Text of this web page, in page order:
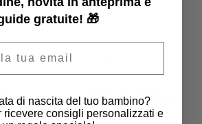
in
- Con
Lampada da Notte Orsetto -
Bianco - Morbido Silicone -
gratuite! 🎁
di nascita del tuo bambino?
ricevere consigli personalizzati e